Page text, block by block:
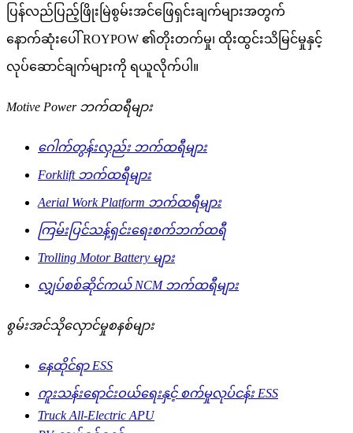
ပြန်လည်ပြည့်ဖြိုးမြဲစွမ်းအင်ဖြေရှင်းချက်များအတွက်
နောက်ဆုံးပေါ် ROYPOW ၏တိုးတက်မှု၊ ထိုးထွင်းသိမြင်မှုနှင့်
လုပ်ဆောင်ချက်များကို ရယူလိုက်ပါ။
Motive Power ဘက်ထရီများ
ဂေါက်တွန်းလှည်း ဘက်ထရီများ
Forklift ဘက်ထရီများ
Aerial Work Platform ဘက်ထရီများ
ကြမ်းပြင်သန့်ရှင်းရေးစက်ဘက်ထရီ
Trolling Motor Battery များ
လျှပ်စစ်ဆိုင်ကယ် NCM ဘက်ထရီများ
စွမ်းအင်သိုလှောင်မှုစနစ်များ
နေထိုင်ရာ ESS
ကူးသန်းရောင်းဝယ်ရေးနှင့် စက်မှုလုပ်ငန်း ESS
Truck All-Electric APU